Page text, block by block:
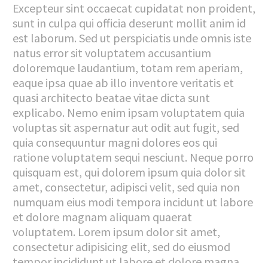
Excepteur sint occaecat cupidatat non proident,
sunt in culpa qui officia deserunt mollit anim id
est laborum. Sed ut perspiciatis unde omnis iste
natus error sit voluptatem accusantium
doloremque laudantium, totam rem aperiam,
eaque ipsa quae ab illo inventore veritatis et
quasi architecto beatae vitae dicta sunt
explicabo. Nemo enim ipsam voluptatem quia
voluptas sit aspernatur aut odit aut fugit, sed
quia consequuntur magni dolores eos qui
ratione voluptatem sequi nesciunt. Neque porro
quisquam est, qui dolorem ipsum quia dolor sit
amet, consectetur, adipisci velit, sed quia non
numquam eius modi tempora incidunt ut labore
et dolore magnam aliquam quaerat
voluptatem. Lorem ipsum dolor sit amet,
consectetur adipisicing elit, sed do eiusmod